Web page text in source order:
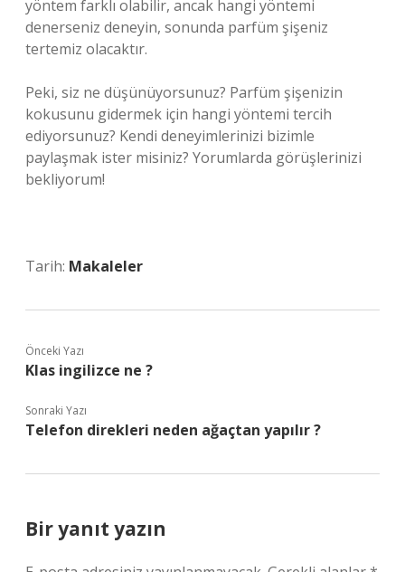
yöntem farklı olabilir, ancak hangi yöntemi
denerseniz deneyin, sonunda parfüm şişeniz
tertemiz olacaktır.
Peki, siz ne düşünüyorsunuz? Parfüm şişenizin
kokusunu gidermek için hangi yöntemi tercih
ediyorsunuz? Kendi deneyimlerinizi bizimle
paylaşmak ister misiniz? Yorumlarda görüşlerinizi
bekliyorum!
Tarih: Makaleler
Önceki Yazı
Klas ingilizce ne ?
Sonraki Yazı
Telefon direkleri neden ağaçtan yapılır ?
Bir yanıt yazın